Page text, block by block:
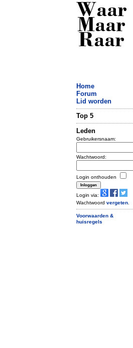
Waar
Maar
Raar
Home
Forum
Lid worden
Top 5
Leden
Gebruikersnaam:
Wachtwoord:
Login onthouden
Login via:
Wachtwoord vergeten
Voorwaarden &
huisregels